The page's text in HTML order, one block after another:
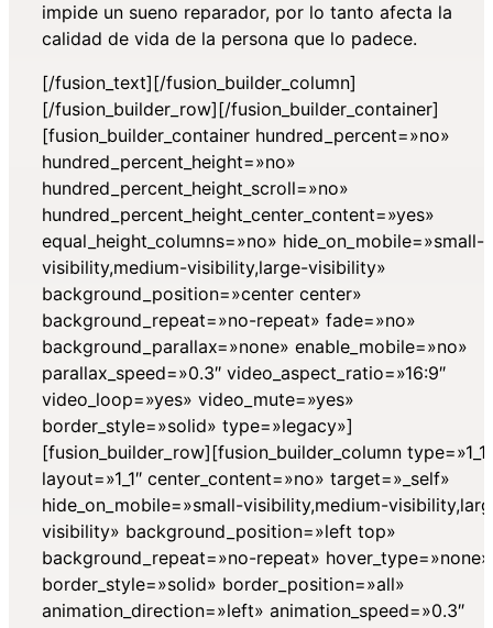
impide un sueno reparador, por lo tanto afecta la
calidad de vida de la persona que lo padece.
[/fusion_text][/fusion_builder_column]
[/fusion_builder_row][/fusion_builder_container]
[fusion_builder_container hundred_percent=»no»
hundred_percent_height=»no»
hundred_percent_height_scroll=»no»
hundred_percent_height_center_content=»yes»
equal_height_columns=»no» hide_on_mobile=»small-
visibility,medium-visibility,large-visibility»
background_position=»center center»
background_repeat=»no-repeat» fade=»no»
background_parallax=»none» enable_mobile=»no»
parallax_speed=»0.3″ video_aspect_ratio=»16:9″
video_loop=»yes» video_mute=»yes»
border_style=»solid» type=»legacy»]
[fusion_builder_row][fusion_builder_column type=»1_1″
layout=»1_1″ center_content=»no» target=»_self»
hide_on_mobile=»small-visibility,medium-
visibility» background_position=»left top»
background_repeat=»no-repeat» hover_type=»none»
border_style=»solid» border_position=»all»
animation_direction=»left» animation_speed=»0.3″